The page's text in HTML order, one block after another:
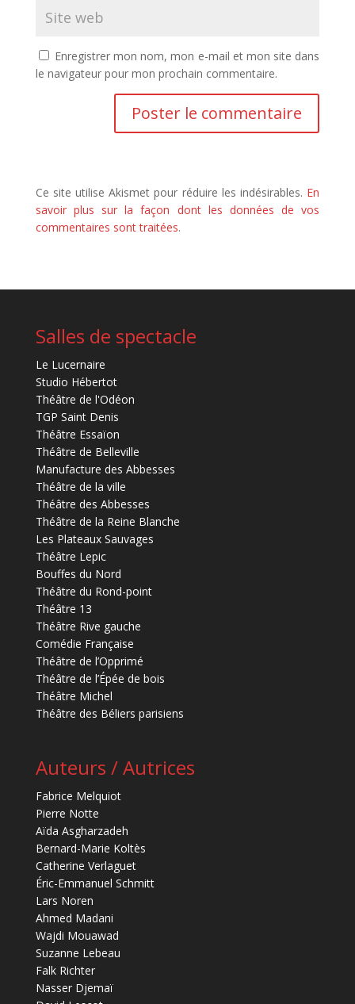
Enregistrer mon nom, mon e-mail et mon site dans
le navigateur pour mon prochain commentaire.
Ce site utilise Akismet pour réduire les indésirables. En
savoir plus sur la façon dont les données de vos
commentaires sont traitées.
Salles de spectacle
Le Lucernaire
Studio Hébertot
Théâtre de l'Odéon
TGP Saint Denis
Théâtre Essaïon
Théâtre de Belleville
Manufacture des Abbesses
Théâtre de la ville
Théâtre des Abbesses
Théâtre de la Reine Blanche
Les Plateaux Sauvages
Théâtre Lepic
Bouffes du Nord
Théâtre du Rond-point
Théâtre 13
Théâtre Rive gauche
Comédie Française
Théâtre de l’Opprimé
Théâtre de l’Épée de bois
Théâtre Michel
Théâtre des Béliers parisiens
Auteurs / Autrices
Fabrice Melquiot
Pierre Notte
Aïda Asgharzadeh
Bernard-Marie Koltès
Catherine Verlaguet
Éric-Emmanuel Schmitt
Lars Noren
Ahmed Madani
Wajdi Mouawad
Suzanne Lebeau
Falk Richter
Nasser Djemaï